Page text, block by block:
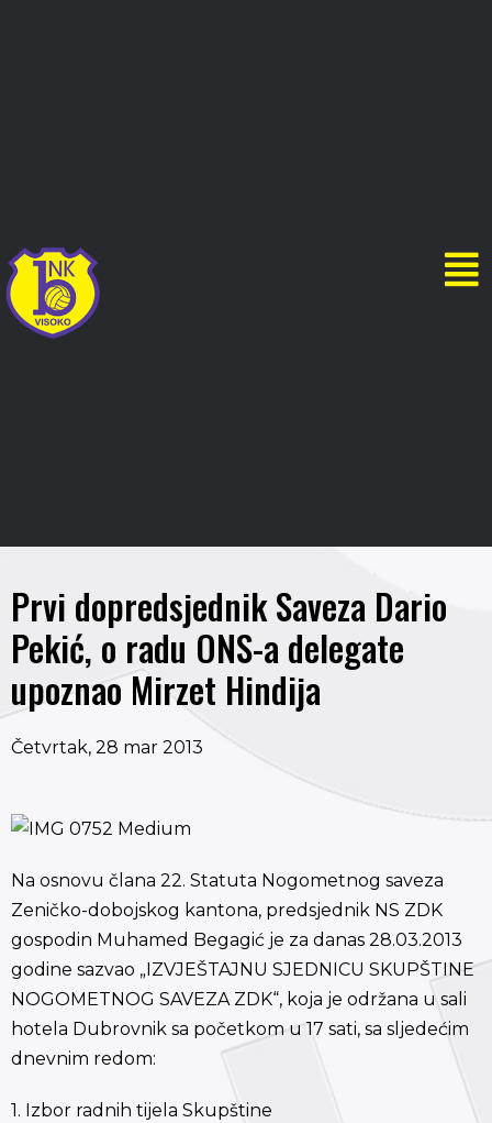
Prvi dopredsjednik Saveza Dario
Pekić, o radu ONS-a delegate
upoznao Mirzet Hindija
Četvrtak, 28 mar 2013
Na osnovu člana 22. Statuta Nogometnog saveza
Zeničko-dobojskog kantona, predsjednik NS ZDK
gospodin Muhamed Begagić je za danas 28.03.2013
godine sazvao „IZVJEŠTAJNU SJEDNICU SKUPŠTINE
NOGOMETNOG SAVEZA ZDK“, koja je održana u sali
hotela Dubrovnik sa početkom u 17 sati, sa sljedećim
dnevnim redom:
1. Izbor radnih tijela Skupštine